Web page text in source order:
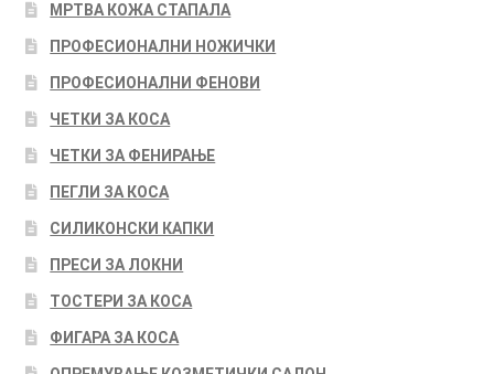
МРТВА КОЖА СТАПАЛА
ПРОФЕСИОНАЛНИ НОЖИЧКИ
ПРОФЕСИОНАЛНИ ФЕНОВИ
ЧЕТКИ ЗА КОСА
ЧЕТКИ ЗА ФЕНИРАЊЕ
ПЕГЛИ ЗА КОСА
СИЛИКОНСКИ КАПКИ
ПРЕСИ ЗА ЛОКНИ
ТОСТЕРИ ЗА КОСА
ФИГАРА ЗА КОСА